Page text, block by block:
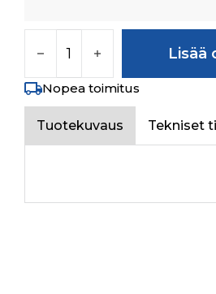
Lisää
Nopea toimitus
Tuotekuvaus Tekniset